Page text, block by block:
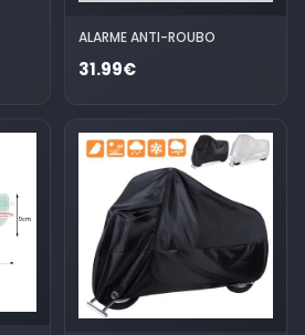
ALARME ANTI-ROUBO
31.99€